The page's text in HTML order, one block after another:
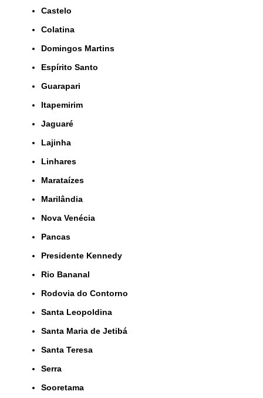
Castelo
Colatina
Domingos Martins
Espírito Santo
Guarapari
Itapemirim
Jaguaré
Lajinha
Linhares
Marataízes
Marilândia
Nova Venécia
Pancas
Presidente Kennedy
Rio Bananal
Rodovia do Contorno
Santa Leopoldina
Santa Maria de Jetibá
Santa Teresa
Serra
Sooretama